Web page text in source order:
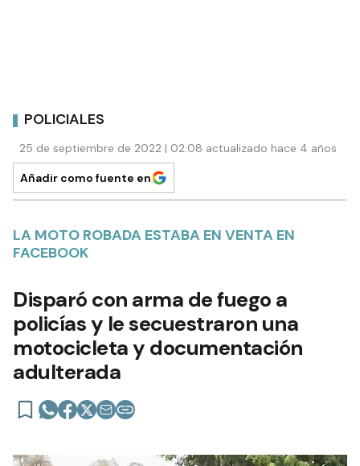
POLICIALES
25 de septiembre de 2022 | 02:08 actualizado hace 4 años
Añadir como fuente en
LA MOTO ROBADA ESTABA EN VENTA EN
FACEBOOK
Disparó con arma de fuego a
policías y le secuestraron una
motocicleta y documentación
adulterada